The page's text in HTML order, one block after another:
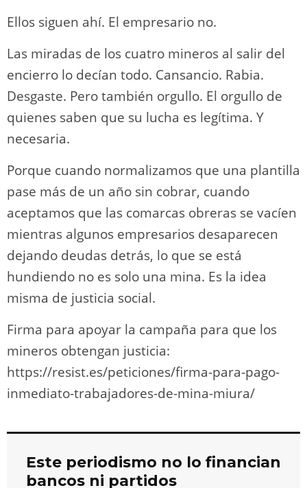
Ellos siguen ahí. El empresario no.
Las miradas de los cuatro mineros al salir del
encierro lo decían todo. Cansancio. Rabia.
Desgaste. Pero también orgullo. El orgullo de
quienes saben que su lucha es legítima. Y
necesaria.
Porque cuando normalizamos que una plantilla
pase más de un año sin cobrar, cuando
aceptamos que las comarcas obreras se vacíen
mientras algunos empresarios desaparecen
dejando deudas detrás, lo que se está
hundiendo no es solo una mina. Es la idea
misma de justicia social.
Firma para apoyar la campaña para que los
mineros obtengan justicia:
https://resist.es/peticiones/firma-para-pago-
inmediato-trabajadores-de-mina-miura/
Este periodismo no lo financian
bancos ni partidos